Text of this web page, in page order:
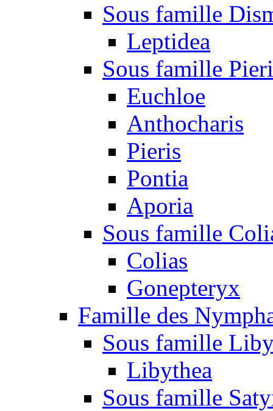
Sous famille
Leptidea
Sous famille
Euchloe
Anthocharis
Pieris
Pontia
Aporia
Sous famille
Colias
Gonepteryx
Famille des
Sous famille
Libythea
Sous famille